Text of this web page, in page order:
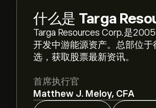
什么是 Targa
Targa Resources Corp.是
开发中游能源资产。总部位于
选，获取股票最新资讯。
首席执行官
Matthew J. Meloy, CFA